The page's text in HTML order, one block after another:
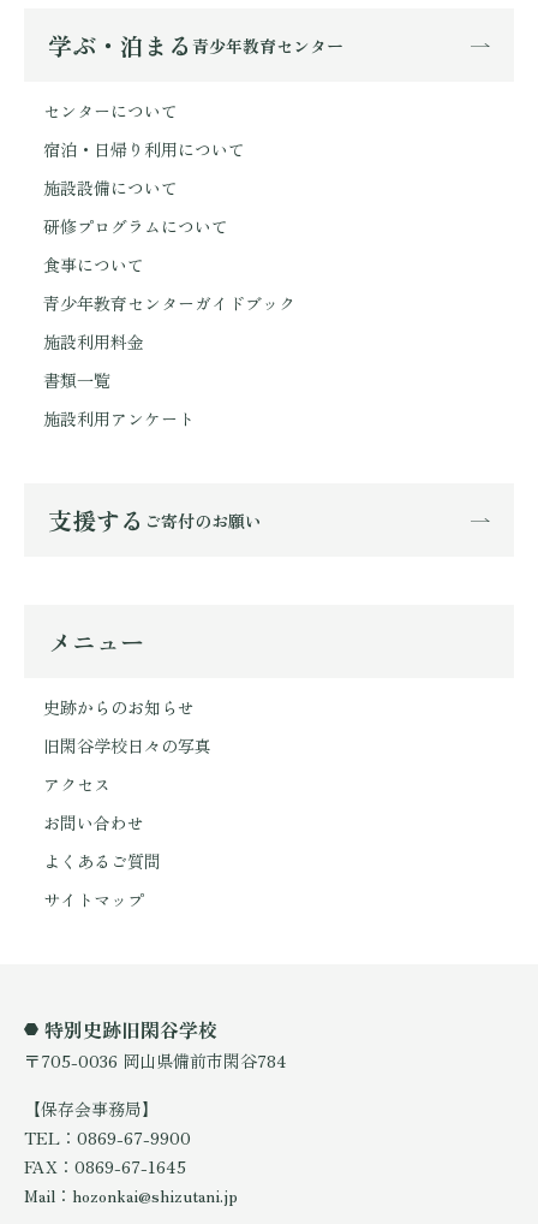
学ぶ・泊まる 青少年教育センター
センターについて
宿泊・日帰り利用について
施設設備について
研修プログラムについて
食事について
青少年教育センターガイドブック
施設利用料金
書類一覧
施設利用アンケート
支援する ご寄付のお願い
メニュー
史跡からのお知らせ
旧閑谷学校日々の写真
アクセス
お問い合わせ
よくあるご質問
サイトマップ
特別史跡旧閑谷学校
〒705-0036 岡山県備前市閑谷784
【保存会事務局】
TEL：0869-67-9900
FAX：0869-67-1645
Mail：hozonkai@shizutani.jp